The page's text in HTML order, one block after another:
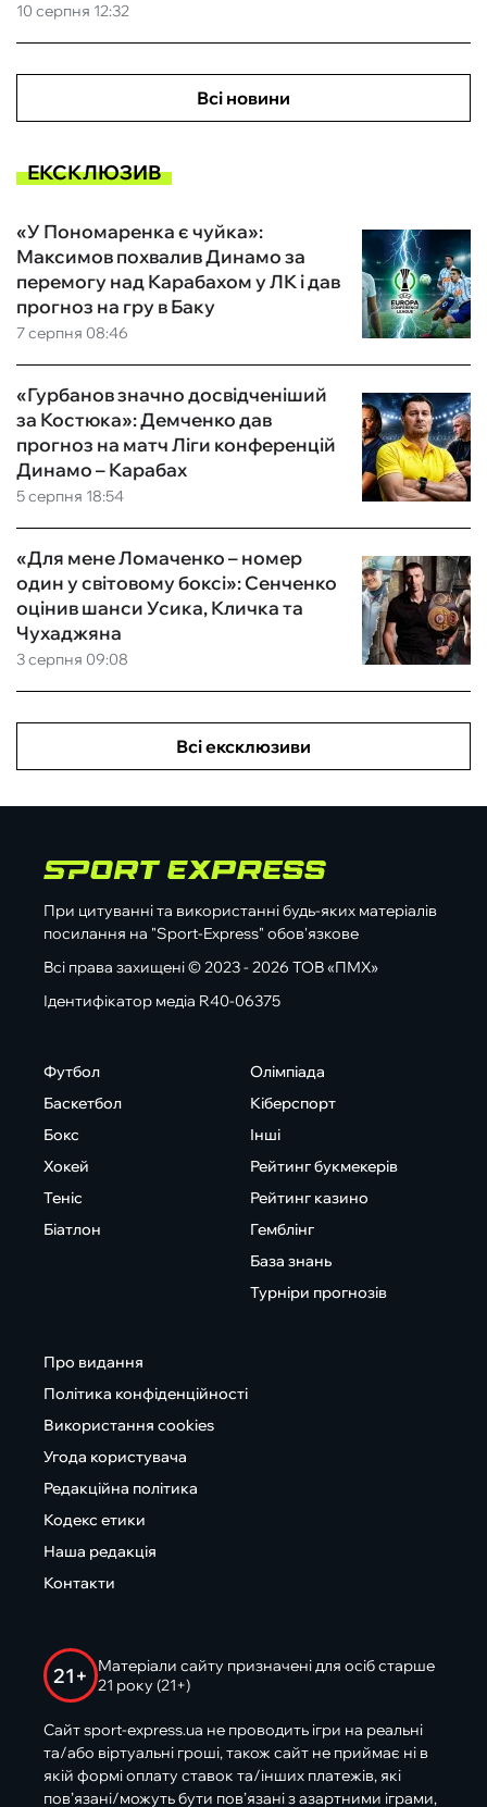
10 серпня 12:32
Всі новини
ЕКСКЛЮЗИВ
7 серпня 08:46
«У Пономаренка є чуйка»:
Максимов похвалив Динамо за
перемогу над Карабахом у ЛК і дав
прогноз на гру в Баку
5 серпня 18:54
«Гурбанов значно досвідченіший
за Костюка»: Демченко дав
прогноз на матч Ліги конференцій
Динамо – Карабах
3 серпня 09:08
«Для мене Ломаченко – номер
один у світовому боксі»: Сенченко
оцінив шанси Усика, Кличка та
Чухаджяна
Всі ексклюзиви
При цитуванні та використанні будь-яких матеріалів
посилання на "Sport-Express" обов'язкове
Всі права захищені © 2023 - 2026 ТОВ «ПМХ»
Ідентифікатор медіа R40-06375
Футбол
Баскетбол
Бокс
Хокей
Теніс
Біатлон
Олімпіада
Кіберспорт
Інші
Рейтинг букмекерів
Рейтинг казино
Гемблінг
База знань
Турніри прогнозів
Про видання
Політика конфіденційності
Використання cookies
Угода користувача
Редакційна політика
Кодекс етики
Наша редакція
Контакти
21+
Матеріали сайту призначені для осіб старше
21 року (21+)
Сайт sport-express.ua не проводить ігри на реальні
та/або віртуальні гроші, також сайт не приймає ні в
якій формі оплату ставок та/інших платежів, які
пов’язані/можуть бути пов’язані з азартними іграми,